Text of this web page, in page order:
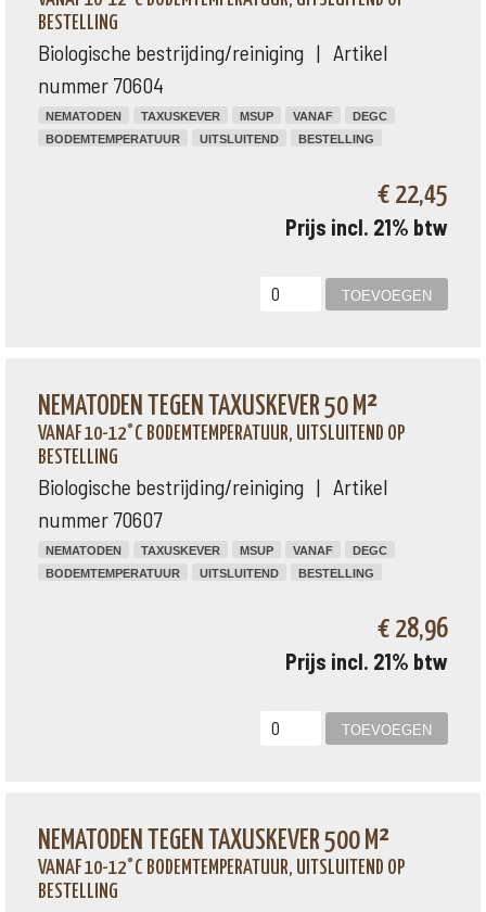
BESTELLING
Biologische bestrijding/reiniging | Artikel
nummer 70604
NEMATODEN TAXUSKEVER MSUP VANAF
DEGC
BODEMTEMPERATUUR
UITSLUITEND BESTELLING
€ 22,45
Prijs incl. 21% btw
NEMATODEN TEGEN TAXUSKEVER 50 M²
VANAF 10-12°C BODEMTEMPERATUUR, UITSLUITEND OP
BESTELLING
Biologische bestrijding/reiniging | Artikel
nummer 70607
NEMATODEN TAXUSKEVER MSUP VANAF
DEGC
BODEMTEMPERATUUR
UITSLUITEND BESTELLING
€ 28,96
Prijs incl. 21% btw
NEMATODEN TEGEN TAXUSKEVER 500 M²
VANAF 10-12°C BODEMTEMPERATUUR, UITSLUITEND OP
BESTELLING